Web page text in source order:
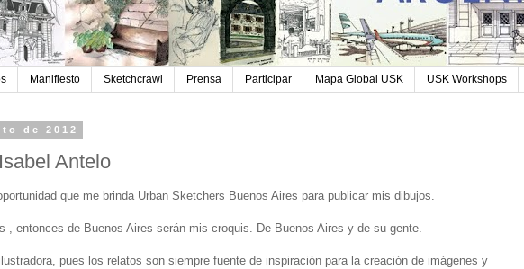
Manifiesto Sketchcrawl Prensa Participar Mapa Global USK USK Workshops
de 2012
Antelo
que me brinda Urban Sketchers Buenos Aires para publicar mis dibujos.
, entonces de Buenos Aires serán mis croquis. De Buenos Aires y de su gente.
pues los relatos son siempre fuente de inspiración para la creación de imágenes y